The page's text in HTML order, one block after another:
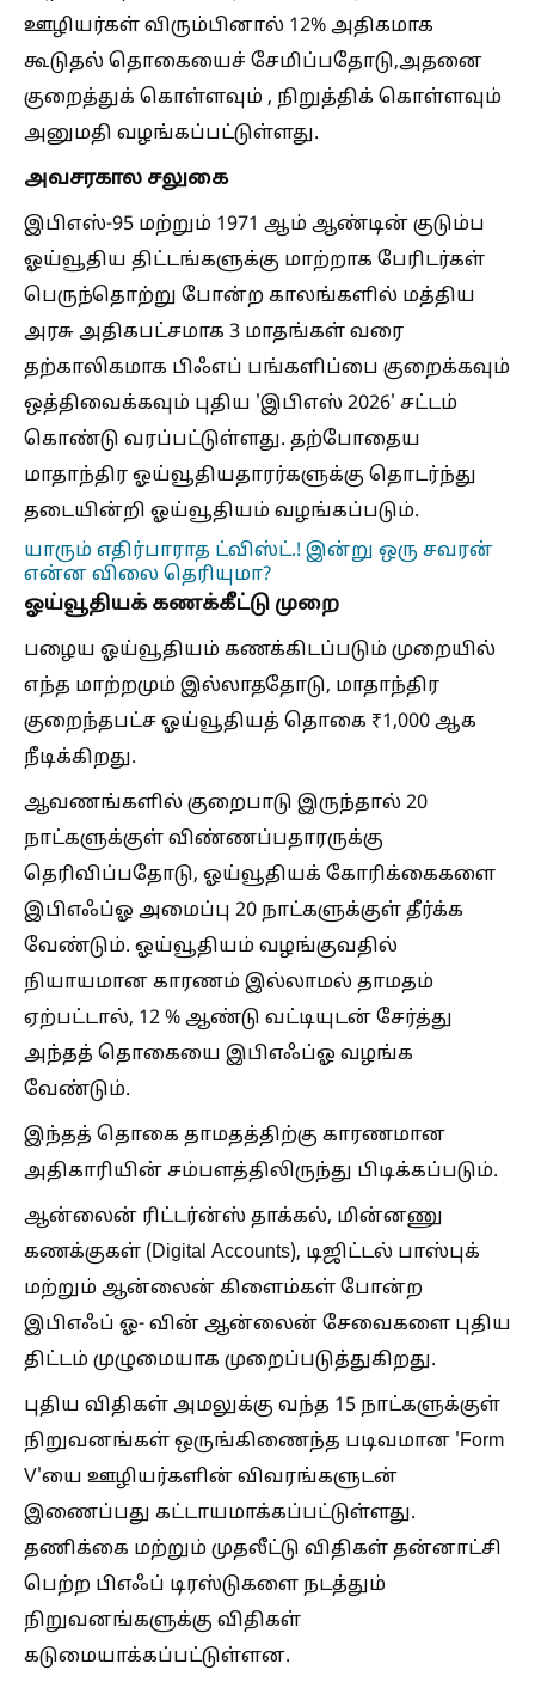
ஊழியர்கள் விரும்பினால் 12% அதிகமாக
கூடுதல் தொகையைச் சேமிப்பதோடு,அதனை
குறைத்துக் கொள்ளவும் , நிறுத்திக் கொள்ளவும்
அனுமதி வழங்கப்பட்டுள்ளது.
அவசரகால சலுகை
இபிஎஸ்-95 மற்றும் 1971 ஆம் ஆண்டின் குடும்ப
ஓய்வூதிய திட்டங்களுக்கு மாற்றாக பேரிடர்கள்
பெருந்தொற்று போன்ற காலங்களில் மத்திய
அரசு அதிகபட்சமாக 3 மாதங்கள் வரை
தற்காலிகமாக பிஃஎப் பங்களிப்பை குறைக்கவும்
ஒத்திவைக்கவும் புதிய 'இபிஎஸ் 2026' சட்டம்
கொண்டு வரப்பட்டுள்ளது. தற்போதைய
மாதாந்திர ஓய்வூதியதாரர்களுக்கு தொடர்ந்து
தடையின்றி ஓய்வூதியம் வழங்கப்படும்.
யாரும் எதிர்பாராத ட்விஸ்ட்.! இன்று ஒரு சவரன்
என்ன விலை தெரியுமா?
ஓய்வூதியக் கணக்கீட்டு முறை
பழைய ஓய்வூதியம் கணக்கிடப்படும் முறையில்
எந்த மாற்றமும் இல்லாததோடு, மாதாந்திர
குறைந்தபட்ச ஓய்வூதியத் தொகை ₹1,000 ஆக
நீடிக்கிறது.
ஆவணங்களில் குறைபாடு இருந்தால் 20
நாட்களுக்குள் விண்ணப்பதாரருக்கு
தெரிவிப்பதோடு, ஓய்வூதியக் கோரிக்கைகளை
இபிஎஃப்ஓ அமைப்பு 20 நாட்களுக்குள் தீர்க்க
வேண்டும். ஓய்வூதியம் வழங்குவதில்
நியாயமான காரணம் இல்லாமல் தாமதம்
ஏற்பட்டால், 12 % ஆண்டு வட்டியுடன் சேர்த்து
அந்தத் தொகையை இபிஎஃப்ஓ வழங்க
வேண்டும்.
இந்தத் தொகை தாமதத்திற்கு காரணமான
அதிகாரியின் சம்பளத்திலிருந்து பிடிக்கப்படும்.
ஆன்லைன் ரிட்டர்ன்ஸ் தாக்கல், மின்னணு
கணக்குகள் (Digital Accounts), டிஜிட்டல் பாஸ்புக்
மற்றும் ஆன்லைன் கிளைம்கள் போன்ற
இபிஎஃப் ஓ- வின் ஆன்லைன் சேவைகளை புதிய
திட்டம் முழுமையாக முறைப்படுத்துகிறது.
புதிய விதிகள் அமலுக்கு வந்த 15 நாட்களுக்குள்
நிறுவனங்கள் ஒருங்கிணைந்த படிவமான 'Form
V'யை ஊழியர்களின் விவரங்களுடன்
இணைப்பது கட்டாயமாக்கப்பட்டுள்ளது.
தணிக்கை மற்றும் முதலீட்டு விதிகள் தன்னாட்சி
பெற்ற பிஎஃப் டிரஸ்டுகளை நடத்தும்
நிறுவனங்களுக்கு விதிகள்
கடுமையாக்கப்பட்டுள்ளன.